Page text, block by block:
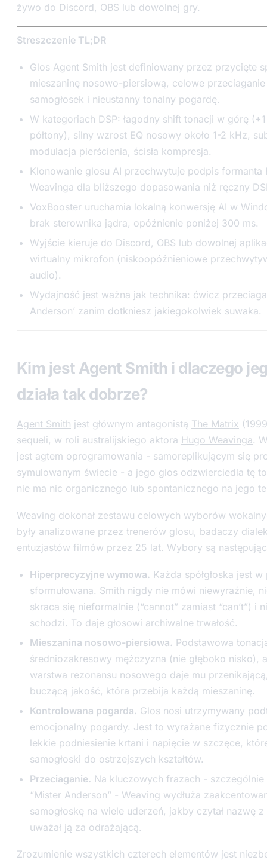
żywo do Discord, OBS lub dowolnej gry.
Streszczenie TL;DR
Glos Agent Smith jest definiowany przez przycięte
mieszaninę nosowo-piersiową, celowe przeciaganie
samogłosek i nieustanny tonalny pogardę.
W kategoriach DSP: łagodny shift tonacji w górę
półtony), silny wzrost EQ nosowy około 1-2 kHz,
modulacja pierścienia, ścisła kompresja.
Klonowanie glosu AI przechwytuje podpis formanta
Weavinga dla bliższego dopasowania niż ręczny
VoxBooster uruchamia lokalną konwersję AI w
brak sterownika jądra, opóźnienie poniżej 300 ms.
Wyjście kieruje do Discord, OBS lub dowolnej
wirtualny mikrofon (niskoopóźnieniowe
audio).
Wydajność jest ważna jak technika: ćwicz
Anderson’ zanim dotkniesz jakiegokolwiek suwaka.
Kim jest Agent Smith i dlaczego
działa tak dobrze?
Agent Smith jest głównym antagonistą The Matrix
sequeli, w roli australijskiego aktora Hugo Weavinga.
jest agtem oprogramowania - samoreplikującym się
symulowanym świecie - a jego glos odzwierciedla tę
nie ma nic organicznego lub spontanicznego na jego
Weaving dokonał zestawu celowych wyborów
były analizowane przez trenerów glosu, badaczy
entuzjastów filmów przez 25 lat. Wybory są
Hiperprecyzyjne wymowa. Każda spółgłoska jest w
sformułowana. Smith nigdy nie mówi niewyraźnie,
skraca się nieformalnie (“cannot” zamiast “can’t”) i
schodzi. To daje głosowi archiwalne trwałość.
Mieszanina nosowo-piersiowa. Podstawowa
średniozakresowy mężczyzna (nie głęboko nisko),
warstwa rezonansu nosowego daje mu
buczącą jakość, która przebija każdą mieszaninę.
Kontrolowana pogarda. Glos nosi utrzymywany
emocjonalny pogardy. Jest to wyrażane fizycznie
lekkie podniesienie krtani i napięcie w szczęce,
samogłoski do ostrzejszych kształtów.
Przeciaganie. Na kluczowych frazach - szczególnie
“Mister Anderson” - Weaving wydłuża
samogłoskę na wiele uderzeń, jakby czytał nazwę
uważał ją za odrażającą.
Zrozumienie wszystkich czterech elementów jest